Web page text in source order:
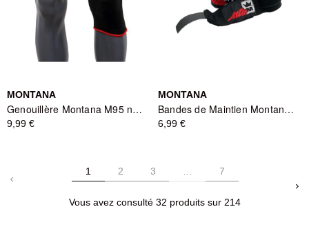
MONTANA
Genouillère Montana M95 noir Senior - Protection traditionnelle
9,99 €
MONTANA
Bandes de Maintien Montana MBB3250 - Noir
6,99 €
keyboard_arrow_left
1 2 3 7
Vous avez consulté 32 produits sur 214
keyboard_arrow_right